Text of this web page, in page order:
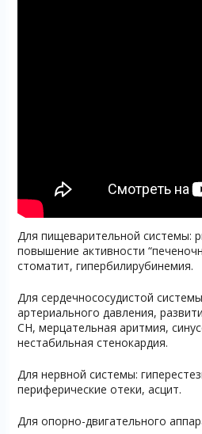
Для пищеварительной системы:
повышение активности
стоматит, гипербилирубинемия.
Для сердечнососудистой
артериального давления,
СН, мерцательная аритмия,
нестабильная стенокардия.
Для нервной системы:
периферические отеки, асцит.
Для опорно-двигательного